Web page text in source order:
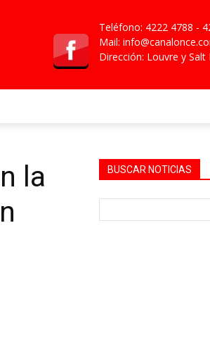
Teléfono: 4222 4788 -
Mail:
Dirección: Louvre y Salt
la
BUSCAR NOTICIAS